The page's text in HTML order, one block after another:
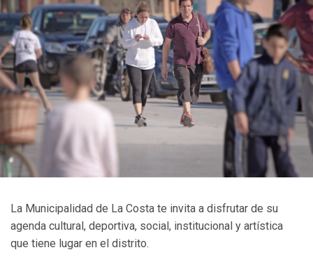
La Municipalidad de La Costa te invita a disfrutar de su
agenda cultural, deportiva, social, institucional y artística
que tiene lugar en el distrito.